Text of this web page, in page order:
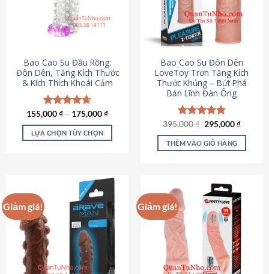
tùy
chọn
có
chọn
trên
trang
sản
phẩm
Bao Cao Su Đầu Rồng:
Đôn Dên, Tăng Kích Thước
& Kích Thích Khoái Cảm
Được xếp
hạng4.69
5 sao
155,000₫ – 175,000₫
LỰA CHỌN TÙY CHỌN
nhiều
biến
thể.
Các
tùy
chọn
Bao Cao Su Đôn Dên
LoveToy Trơn Tăng Kích
Thước Khủng – Bứt Phá
Bản Lĩnh Đàn Ông
Được xếp
hạng4.82
5 sao
395,000₫ Giá
là:
395,000 ₫.
295,000₫Giá
tại
THÊM VÀO GIỎ HÀNG
Giảm giá! Giảm giá!